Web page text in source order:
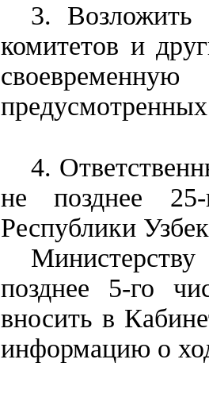
3. Возложить
комитетов и
4.
не позднее
Республики
позднее 5-го
вносить в
информацию о